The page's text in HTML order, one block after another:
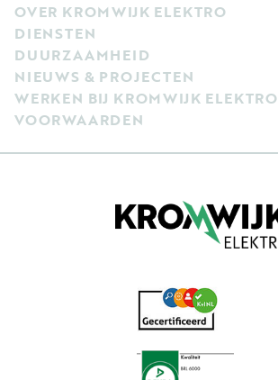
OVER KROMWIJK ELEKTRO
DIENSTEN
DUURZAAMHEID
NIEUWS & PROJECTEN
WERKEN BIJ KROMWIJK ELEKTRO
VOORWAARDEN